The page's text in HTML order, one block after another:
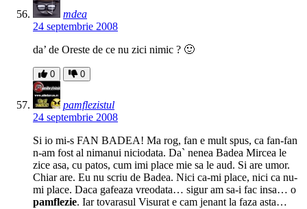
mdea
24 septembrie 2008
da’ de Oreste de ce nu zici nimic ? 🙂
0 0
pamflezistul
24 septembrie 2008
Si io mi-s FAN BADEA! Ma rog, fan e mult spus, ca fan-fan
n-am fost al nimanui niciodata. Da` nenea Badea Mircea le
zice asa, cu patos, cum imi place mie sa le aud. Si are umor.
Chiar are. Eu nu scriu de Badea. Nici ca-mi place, nici ca nu-
mi place. Daca gafeaza vreodata… sigur am sa-i fac insa… o
pamflezie. Iar tovarasul Visurat e cam jenant la faza asta…